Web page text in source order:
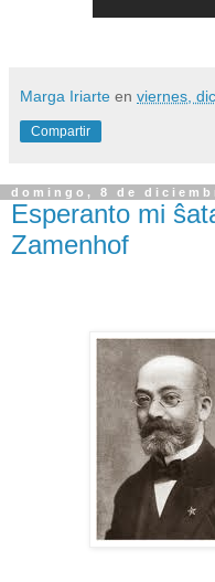
Marga Iriarte en viernes,
Compartir
domingo, 8 de
Esperanto mi
Zamenhof